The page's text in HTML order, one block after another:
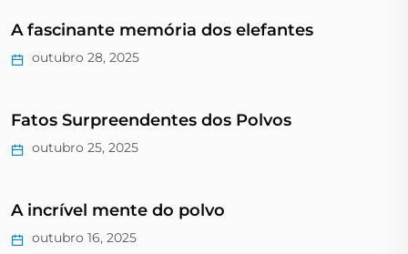
A fascinante memória dos elefantes
outubro 28, 2025
Fatos Surpreendentes dos Polvos
outubro 25, 2025
A incrível mente do polvo
outubro 16, 2025